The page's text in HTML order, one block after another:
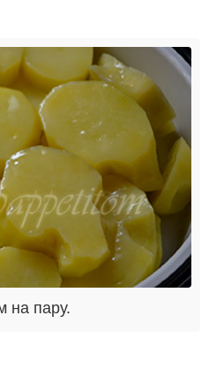
на пару.